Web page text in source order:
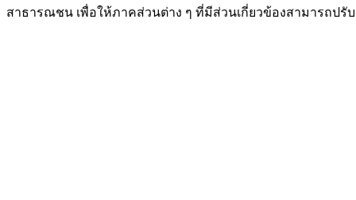
สาธารณชน เพื่อให้ภาคส่วนต่าง ๆ ที่มีส่วนเกี่ยวข้องสามารถปรั